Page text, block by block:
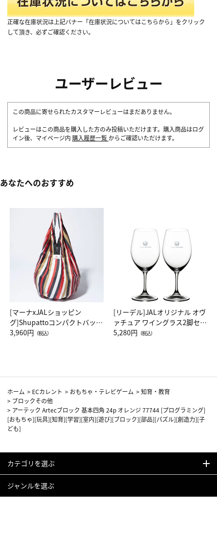
正確な在庫状況は上記バナー「在庫状況についてはこちらから」をクリック
して頂き、必ずご確認ください。
ユーザーレビュー
この商品に寄せられたカスタマーレビューはまだありません。
レビューはこの商品を購入した方のみ投稿いただけます。購入商品はログ
イン後、マイページ内 購入履歴一覧 からご確認いただけます。
あなたへのおすすめ
[マーナxJALショッピン
グ]Shupattoコンパクトバッグ
Drop JAL客室乗務員（LC）ス
3,960円 （税込）
[リーデル]JALオリジナル オヴ
ァチュア ワイングラス2脚セッ
ト（レッドワイン）
5,280円 （税込）
ホーム > ECカレント > おもちゃ・テレビゲーム >知育・教育
> ブロックその他
> アーテック Artecブロック 基本四角 24p オレンジ 77744 [プログラミング]
[おもちゃ][玩具][知育][学習][室内][遊び][ブロック][部品][パズル][創造力][子
ども]
カテゴリを選ぶ
ジャンルを選ぶ